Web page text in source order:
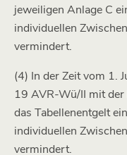
jeweiligen Anlage C
individuellen
vermindert.
(4) In der Zeit vom 1.
19 AVR-Wü/II mit
das Tabellenentgelt
individuellen
vermindert.